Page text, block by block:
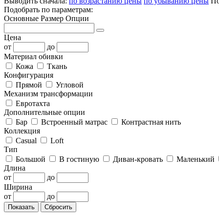
Подобрать по параметрам:
Основные Размер Опции
Цена
от
до
Материал обивки
Кожа
Ткань
Конфигурация
Прямой
Угловой
Механизм трансформации
Евротахта
Дополнительные опции
Бар
Встроенный матрас
Контрастная нить
Коллекция
Casual
Loft
Тип
Большой
В гостиную Диван-кровать
Маленький
Длина
от
до
Ширина
от
до